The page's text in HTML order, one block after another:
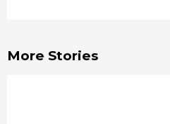
More Stories